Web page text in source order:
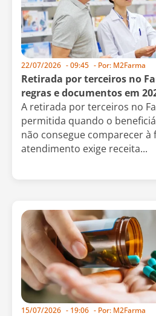
22/07/2026 -09:45 - Por: M2Farma
Retirada por terceiros no
regras e documentos em
A retirada por terceiros no
permitida quando o
não consegue comparecer à
atendimento exige receita...
15/07/2026 - 19:06 - Por: M2Farma